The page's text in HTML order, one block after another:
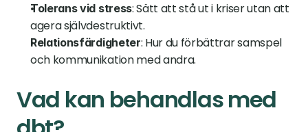
Tolerans vid stress: Sätt att stå ut i kriser utan att
agera självdestruktivt.
Relationsfärdigheter: Hur du förbättrar samspel
och kommunikation med andra.
Vad kan behandlas med